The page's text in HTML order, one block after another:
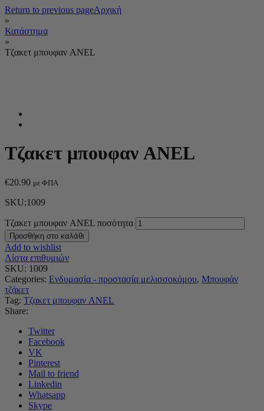
Return to previous pageΑρχική
»
Κατάστημα
»
Τζακετ μπουφαν ANEL
Τζακετ μπουφαν ANEL
€20.90 με ΦΠΑ
SKU:1009
Τζακετ μπουφαν ANEL ποσότητα
Προσθήκη στο καλάθι
Add to wishlist
Λίστα επιθυμιών
SKU: 1009
Categories: Ενδυμασία - προστασία μελισσοκόμου, Μπουφάν
τζάκετ
Tag: Τζακετ μπουφαν ANEL
Share:
Twitter
Facebook
VK
Pinterest
Mail to friend
Linkedin
Whatsapp
Skype